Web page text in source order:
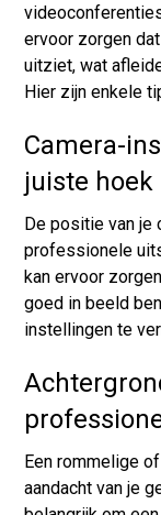
ervoor zorgen
uitziet, wat
Hier zijn enkele
Camera-
juiste hoek
De positie van je
professionele
kan ervoor
goed in beeld
instellingen te
Een rommelige
aandacht van je